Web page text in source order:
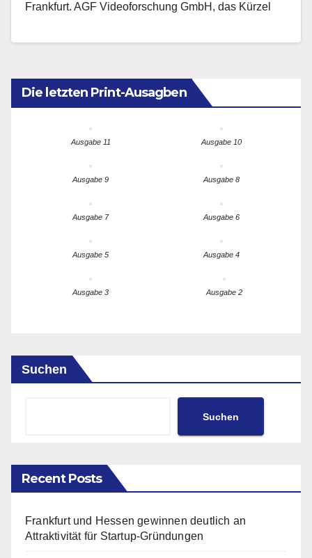
Frankfurt. AGF Videoforschung GmbH, das Kürzel
Die letzten Print-Ausagben
Ausgabe 11 Ausgabe 10
Ausgabe 9 Ausgabe 8
Ausgabe 7 Ausgabe 6
Ausgabe 5 Ausgabe 4
Ausgabe 3 Ausgabe 2
Suchen
Suchen
Recent Posts
Frankfurt und Hessen gewinnen deutlich an
Attraktivität für Startup-Gründungen